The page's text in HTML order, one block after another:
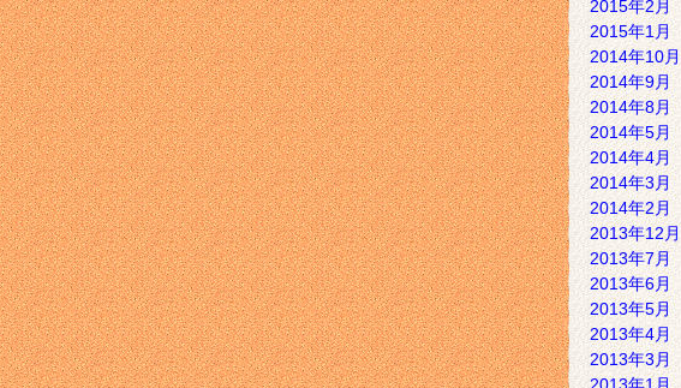
2015年2月
2015年1月
2014年10月
2014年9月
2014年8月
2014年5月
2014年4月
2014年3月
2014年2月
2013年12月
2013年7月
2013年6月
2013年5月
2013年4月
2013年3月